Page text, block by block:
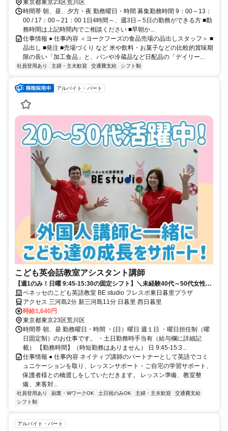
東京都東京23区荒川区
時間帯 朝、昼、夕方・夜 勤務曜日・時間 募集勤務時間 9：00～13：
00 / 17：00～21：00 1日4時間～、週3日～5日の勤務ができる方 ■勤
務時間は上記時間内でご相談ください ■早朝か...
仕事情報 ● 仕事内容 ＜ヨークフーズの食品売場の品出しスタッフ＞ ■
品出し ■発注 ■売場づくり など 米や飲料・お菓子などの比較的賞味期
限の長い「加工食品」と、パンや冷蔵品など日配品の「デイリー...
社員登用あり 主婦・主夫歓迎 交通費支給 シフト制
アルバイト・パート
こども英会話教室アシスタント講師
【週1のみ！日曜 9:45-15:30の固定シフト】＼未経験40代～50代女性中
心に活躍する職場です／
ベネッセのこども英語教室 BE studio フレスポ東日暮里プラザ
アクセス 三河島2分 新三河島11分 日暮里 西日暮里
時給1,640円
東京都東京23区荒川区
時間帯 朝、昼 勤務曜日・時間 ・(日）曜日 週１日 ・曜日担任制（曜
日固定制）のお仕事です。 ・土日勤務時手当有（給与欄に詳細記
載） 【勤務時間】（時短勤務はありません） 日 9:45-15:3...
仕事情報 ● 仕事内容 ネイティブ講師のパートナーとして英語でコミ
ュニケーションを取り、レッスンサポート・ご自宅の学習サポート、
保護者様との橋渡しをしていただきます。 レッスン準備、教室整
備、来客対...
社員登用あり 副業・WワークOK 土日祝のみOK 主婦・主夫歓迎
交通費支給
シフト制
アルバイト・パート